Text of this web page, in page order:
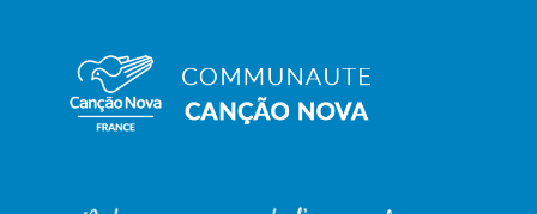
COMMUNAUTÉ CN
Notre mission est d'évangéliser !